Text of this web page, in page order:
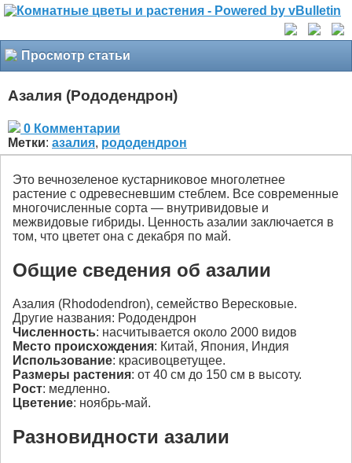
Просмотр статьи
Азалия (Рододендрон)
0 Комментарии
Метки: азалия, рододендрон
Это вечнозеленое кустарниковое многолетнее
растение с одревесневшим стеблем. Все современные
многочисленные сорта — внутривидовые и
межвидовые гибриды. Ценность азалии заключается в
том, что цветет она с декабря по май.
Общие сведения об азалии
Азалия (Rhododendron), семейство Вересковые.
Другие названия: Рододендрон
Численность: насчитывается около 2000 видов
Место происхождения: Китай, Япония, Индия
Использование: красивоцветущее.
Размеры растения: от 40 см до 150 см в высоту.
Рост: медленно.
Цветение: ноябрь-май.
Разновидности азалии